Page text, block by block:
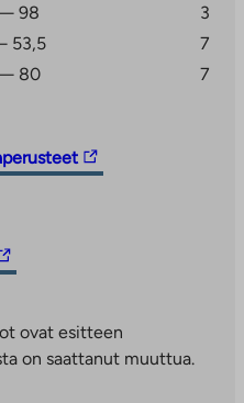
on viihtyisä uusi
asukkaalle.
kävelyetäisyydellä, ja
on koulukeskus Nikkilän
on myös Jokipuiston
puistomaisella
on myös lukio ja
98
3
53,5
7
80 7
ovat esitteen
on saattanut muuttua.